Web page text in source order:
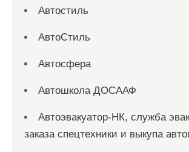
Автостиль
АвтоСтиль
Автосфера
Автошкола ДОСААФ
Автоэвакуатор-НК, служба
заказа спецтехники и выкупа